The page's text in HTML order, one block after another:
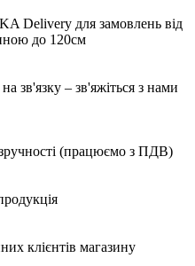
Delivery для замовлень від
до 120см
зв'язку – зв'яжіться з нами
(працюємо з ПДВ)
клієнтів магазину